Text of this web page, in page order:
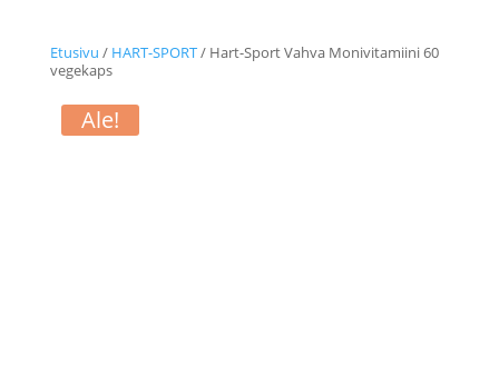
Etusivu / HART-SPORT/ Hart-Sport Vahva Monivitamiini 60
vegekaps
Ale!